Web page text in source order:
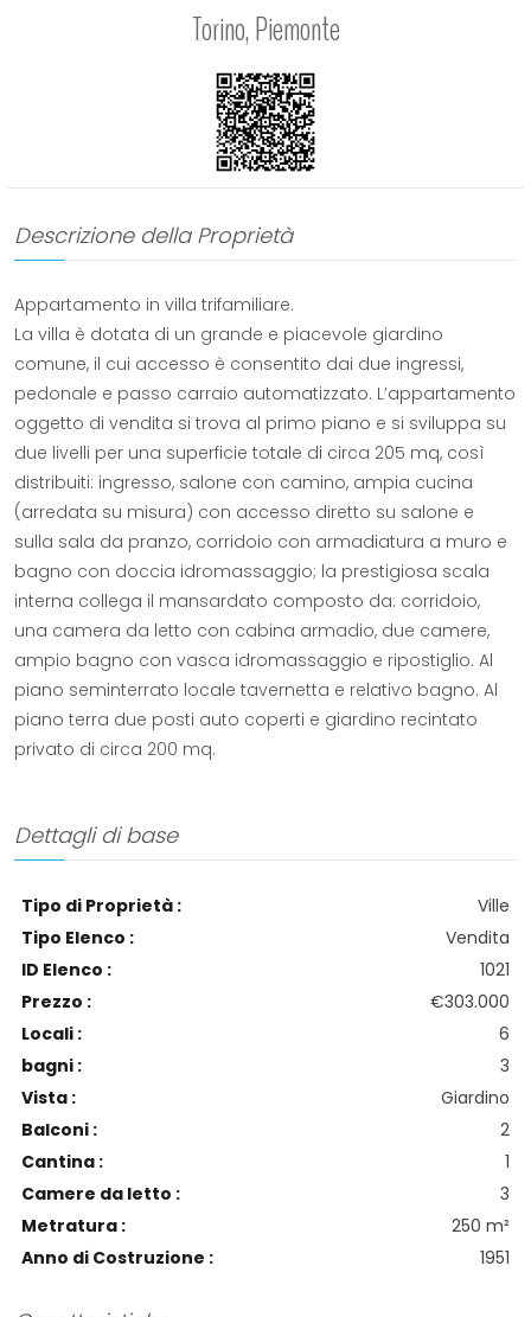
Torino, Piemonte
Descrizione della Proprietà
Appartamento in villa trifamiliare.
La villa è dotata di un grande e piacevole giardino
comune, il cui accesso è consentito dai due ingressi,
pedonale e passo carraio automatizzato. L’appartamento
oggetto di vendita si trova al primo piano e si sviluppa su
due livelli per una superficie totale di circa 205 mq, così
distribuiti: ingresso, salone con camino, ampia cucina
(arredata su misura) con accesso diretto su salone e
sulla sala da pranzo, corridoio con armadiatura a muro e
bagno con doccia idromassaggio; la prestigiosa scala
interna collega il mansardato composto da: corridoio,
una camera da letto con cabina armadio, due camere,
ampio bagno con vasca idromassaggio e ripostiglio. Al
piano seminterrato locale tavernetta e relativo bagno. Al
piano terra due posti auto coperti e giardino recintato
privato di circa 200 mq.
Dettagli di base
Tipo di Proprietà :
Ville
Tipo Elenco :
Vendita
ID Elenco :
1021
Prezzo :
€303.000
Locali :
6
bagni :
3
Vista :
Giardino
Balconi :
2
Cantina :
1
Camere da letto :
3
Metratura :
250 m²
Anno di Costruzione :
1951